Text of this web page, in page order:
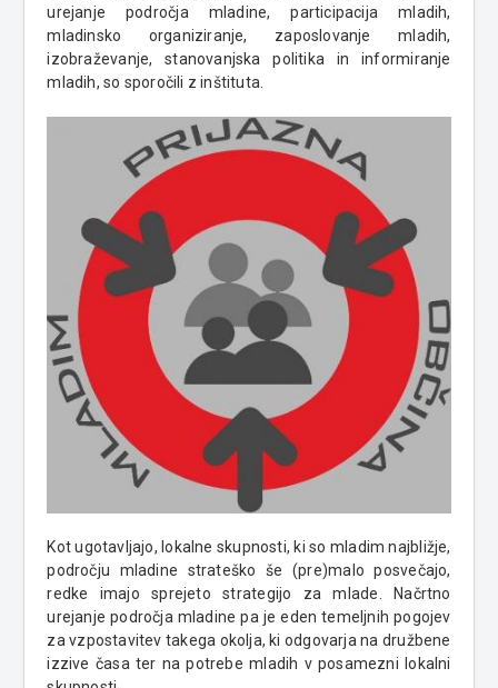
urejanje področja mladine, participacija mladih,
mladinsko organiziranje, zaposlovanje mladih,
izobraževanje, stanovanjska politika in informiranje
mladih, so sporočili z inštituta.
Kot ugotavljajo, lokalne skupnosti, ki so mladim najbližje,
področju mladine strateško še (pre)malo posvečajo,
redke imajo sprejeto strategijo za mlade. Načrtno
urejanje področja mladine pa je eden temeljnih pogojev
za vzpostavitev takega okolja, ki odgovarja na družbene
izzive časa ter na potrebe mladih v posamezni lokalni